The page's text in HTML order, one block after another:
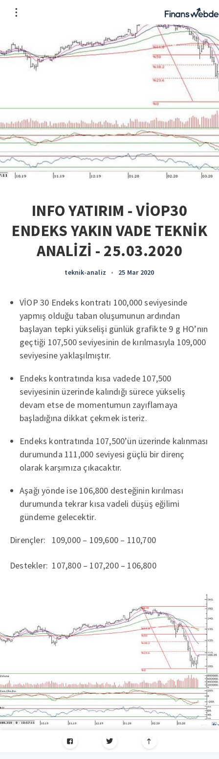
INFO YATIRIM - VİOP30
ENDEKS YAKIN VADE TEKNİK
ANALİZİ - 25.03.2020
teknik-analiz • 25 Mar 2020
VİOP 30 Endeks kontratı 100,000 seviyesinde
yapmış olduğu taban oluşumunun ardından
başlayan tepki yükselişi günlük grafikte 9 g HO’nın
geçtiği 107,500 seviyesinin de kırılmasıyla 109,000
seviyesine yaklaşılmıştır.
Endeks kontratında kısa vadede 107,500
seviyesinin üzerinde kalındığı sürece yükseliş
devam etse de momentumun zayıflamaya
başladığına dikkat çekmek isteriz.
Endeks kontratında 107,500’ün üzerinde kalınması
durumunda 111,000 seviyesi güçlü bir direnç
olarak karşımıza çıkacaktır.
Aşağı yönde ise 106,800 desteğinin kırılması
durumunda tekrar kısa vadeli düşüş eğilimi
gündeme gelecektir.
Dirençler: 109,000 – 109,600 – 110,700
Destekler: 107,800 – 107,200 – 106,800